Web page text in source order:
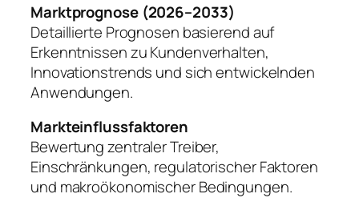
Marktprognose (2026–2033)
Detaillierte Prognosen basierend auf
Erkenntnissen zu Kundenverhalten,
Innovationstrends und sich entwickelnden
Anwendungen.
Markteinflussfaktoren
Bewertung zentraler Treiber,
Einschränkungen, regulatorischer Faktoren
und makroökonomischer Bedingungen.